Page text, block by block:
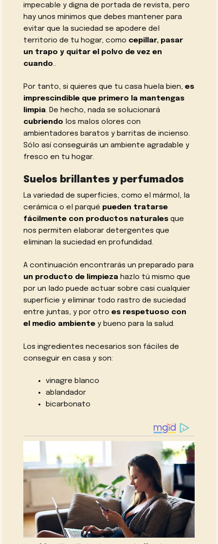
impecable y digna de portada de revista, pero
hay unos mínimos que debes mantener para
evitar que la suciedad se apodere del
territorio de tu hogar, como cepillar, pasar
un trapo y quitar el polvo de vez en
cuando..
Por tanto, si quieres que tu casa huela bien,es
imprescindible que primero la mantengas
limpia. De hecho, nada se solucionará
cubriendo los malos olores con
ambientadores baratos y barritas de incienso.
Sólo así conseguirás un ambiente agradable y
fresco en tu hogar.
Suelos brillantes y perfumados
La variedad de superficies, como el mármol, la
cerámica o el parqué pueden tratarse
fácilmente con productos naturales que
nos permiten elaborar detergentes que
eliminan la suciedad en profundidad.
A continuación encontrarás un preparado para
un producto de limpieza hazlo tú mismo que
por un lado puede actuar sobre casi cualquier
superficie y eliminar todo rastro de suciedad
entre juntas, y por otroes respetuoso con
el medio ambiente y bueno para la salud.
Los ingredientes necesarios son fáciles de
conseguir en casa y son:
vinagre blanco
ablandador
bicarbonato